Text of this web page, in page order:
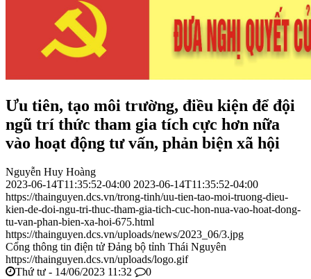
Ưu tiên, tạo môi trường, điều kiện để đội
ngũ trí thức tham gia tích cực hơn nữa
vào hoạt động tư vấn, phản biện xã hội
Nguyễn Huy Hoàng
2023-06-14T11:35:52-04:00 2023-06-14T11:35:52-04:00
https://thainguyen.dcs.vn/trong-tinh/uu-tien-tao-moi-truong-dieu-
kien-de-doi-ngu-tri-thuc-tham-gia-tich-cuc-hon-nua-vao-hoat-dong-
tu-van-phan-bien-xa-hoi-675.html
https://thainguyen.dcs.vn/uploads/news/2023_06/3.jpg
Cổng thông tin điện tử Đảng bộ tỉnh Thái Nguyên
https://thainguyen.dcs.vn/uploads/logo.gif
Thứ tư - 14/06/2023 11:32
0